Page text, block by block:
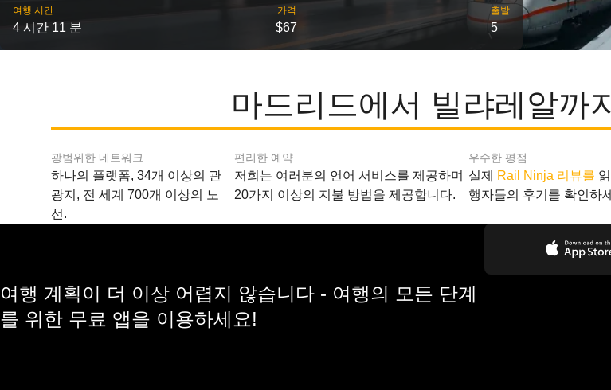
여행 시간
4 시간 11 분
가격
$67
출발
5
마드리드에서 빌랴레알까
광범위한 네트워크
하나의 플랫폼, 34개 이상의 관
광지, 전 세계 700개 이상의 노
선.
편리한 예약
저희는 여러분의 언어 서비스를 제공하며
20가지 이상의 지불 방법을 제공합니다.
우수한 평점
실제 Rail Ninja 리뷰를
행자들의 후기를 확인하
여행 계획이 더 이상 어렵지 않습니다 - 여행의 모든 단계
를 위한 무료 앱을 이용하세요!